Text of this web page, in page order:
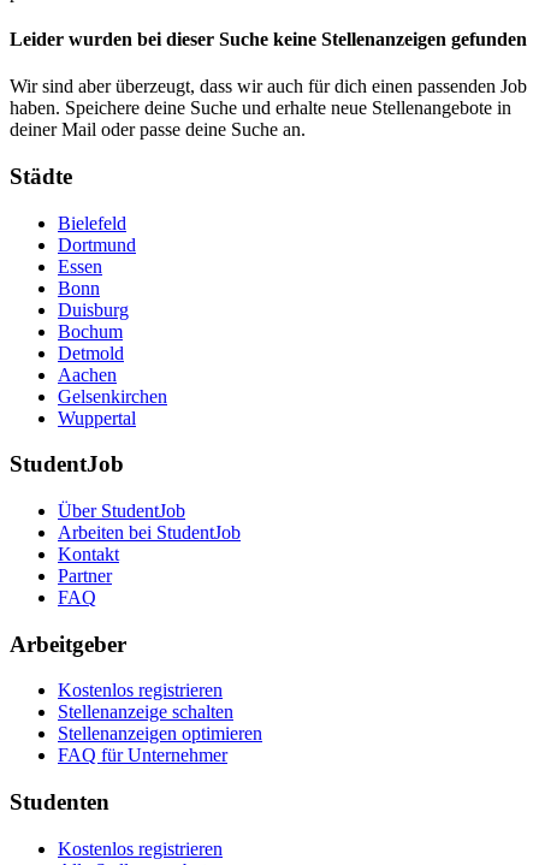
Leider wurden bei dieser Suche keine Stellenanzeigen gefunden
Wir sind aber überzeugt, dass wir auch für dich einen passenden Job
haben. Speichere deine Suche und erhalte neue Stellenangebote in
deiner Mail oder passe deine Suche an.
Städte
Bielefeld
Dortmund
Essen
Bonn
Duisburg
Bochum
Detmold
Aachen
Gelsenkirchen
Wuppertal
StudentJob
Über StudentJob
Arbeiten bei StudentJob
Kontakt
Partner
FAQ
Arbeitgeber
Kostenlos registrieren
Stellenanzeige schalten
Stellenanzeigen optimieren
FAQ für Unternehmer
Studenten
Kostenlos registrieren